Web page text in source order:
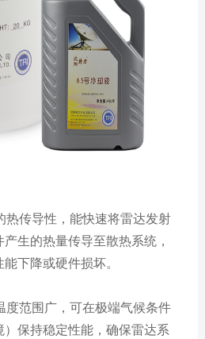
热传导性，能快速将雷达发射
生的热量传导至散热系统，
下降或硬件损坏。
度范围广，可在极端气候条件
保持稳定性能，确保雷达系